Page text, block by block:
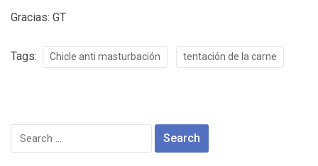
Gracias: GT
Tags: Chicle anti masturbación tentación de la carne
Search
for: